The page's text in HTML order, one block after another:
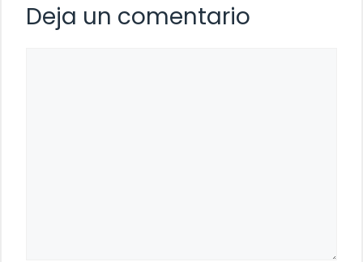
Deja un comentario